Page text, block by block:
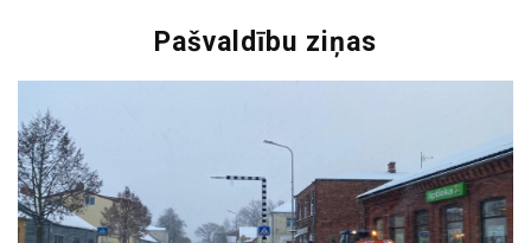
Pašvaldību ziņas